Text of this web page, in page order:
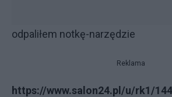
odpaliłem notkę-narzędzie
Reklama
https://www.salon24.pl/u/rk1/